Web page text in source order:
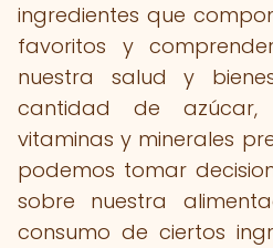
ingredientes que
favoritos y
nuestra salud y
cantidad de azúcar,
vitaminas y minerales
podemos tomar
sobre nuestra
consumo de ciertos